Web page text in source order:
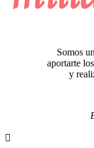
Somos
aportarte
y
